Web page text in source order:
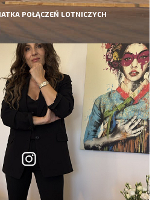
POŁĄCZEŃ LOTNICZYCH